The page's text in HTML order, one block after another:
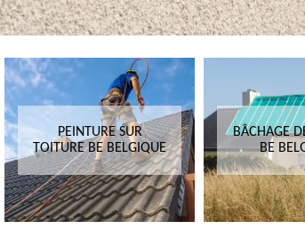
PEINTURE SUR
TOITURE BE BELGIQUE
BÂCHAGE
BE